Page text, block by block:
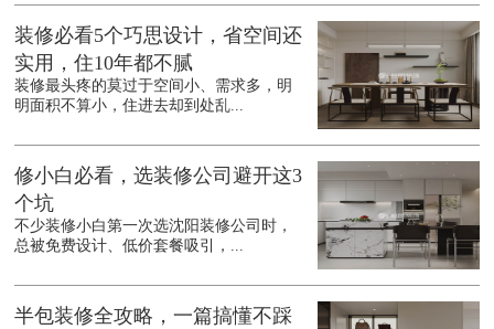
装修必看5个巧思设计，省空间还
实用，住10年都不腻
装修最头疼的莫过于空间小、需求多，明
明面积不算小，住进去却到处乱...
修小白必看，选装修公司避开这3
个坑
不少装修小白第一次选沈阳装修公司时，
总被免费设计、低价套餐吸引，...
半包装修全攻略，一篇搞懂不踩